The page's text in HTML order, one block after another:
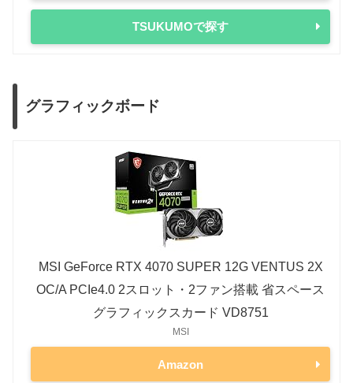
TSUKUMOで探す
グラフィックボード
MSI GeForce RTX 4070 SUPER 12G VENTUS 2X
OC/A PCIe4.0 2スロット・2ファン搭載 省スペース
グラフィックスカード VD8751
MSI
Amazon